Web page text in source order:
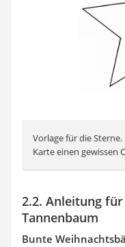
Vorlage für die
Karte einen gewissen
2.2. Anleitung
Tannenbaum
Bunte